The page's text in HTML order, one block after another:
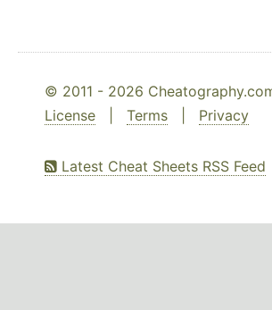
© 2011 - 2026
License
Terms Privacy
Latest Cheat Sheets RSS Feed